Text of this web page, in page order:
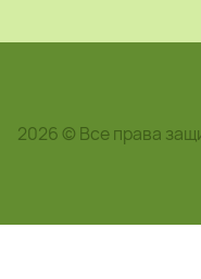
2026 © Все права